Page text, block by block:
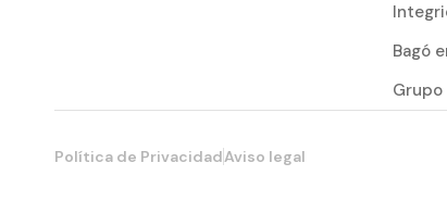
Bagó
Grupo
Política de PrivacidadAviso legal